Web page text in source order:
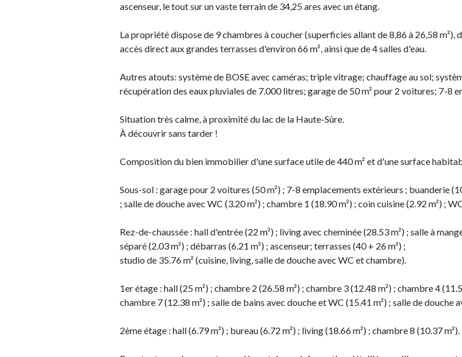
ascenseur, le tout sur un vaste terrain de 34,25 ares avec un étang.
La propriété dispose de 9 chambres à coucher (superficies allant de 8,86 à 26,58 m²),
accès direct aux grandes terrasses d'environ 66 m², ainsi que de 4 salles d'eau.
Autres atouts: système de BOSE avec caméras; triple vitrage; chauffage au sol;
récupération des eaux pluviales de 7.000 litres; garage de 50 m² pour 2 voitures; 7-8
Situation très calme, à proximité du lac de la Haute-Sûre.
À découvrir sans tarder !
Composition du bien immobilier d'une surface utile de 440 m² et d'une surface
Sous-sol : garage pour 2 voitures (50 m²) ; 7-8 emplacements extérieurs ; buanderie
; salle de douche avec WC (3.20 m²) ; chambre 1 (18.90 m²) ; coin cuisine (2.92 m²) ;
Rez-de-chaussée : hall d'entrée (22 m²) ; living avec cheminée (28.53 m²) ; salle à
séparé (2.03 m²) ; débarras (6.21 m²) ; ascenseur; terrasses (40 + 26 m²) ;
studio de 35.76 m² (cuisine, living, salle de douche avec WC et chambre).
1er étage : hall (25 m²) ; chambre 2 (26.58 m²) ; chambre 3 (12.48 m²) ; chambre 4
chambre 7 (12.38 m²) ; salle de bains avec douche et WC (15.41 m²) ; salle de douche
2ème étage : hall (6.79 m²) ; bureau (6.72 m²) ; living (18.66 m²) ; chambre 8 (10.37 m²).